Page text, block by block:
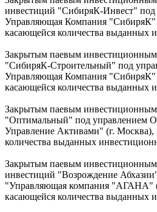
инвестиций "СибиряК-Инвест"
Управляющая Компания "СибиряК"
касающейся количества выданных
Закрытым паевым
"СибиряК-Строительный" под
Управляющая Компания "СибиряК"
касающейся количества выданных
Закрытым паевым
"Оптимальный" под управлением
Управление Активами" (г. Москва),
количества выданных
Закрытым паевым
инвестиций "Возрождение
"Управляющая компания "АГАНА"
касающейся количества выданных